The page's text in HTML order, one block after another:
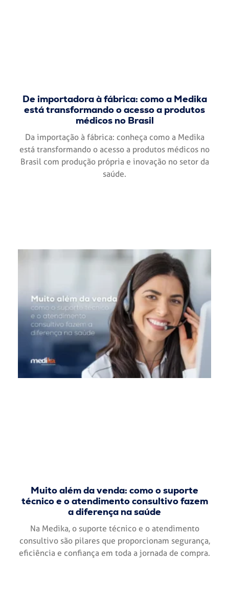
De importadora à fábrica: como a Medika
está transformando o acesso a produtos
médicos no Brasil
Da importação à fábrica: conheça como a Medika
está transformando o acesso a produtos médicos no
Brasil com produção própria e inovação no setor da
saúde.
Muito além da venda: como o suporte
técnico e o atendimento consultivo fazem
a diferença na saúde
Na Medika, o suporte técnico e o atendimento
consultivo são pilares que proporcionam segurança,
eficiência e confiança em toda a jornada de compra.